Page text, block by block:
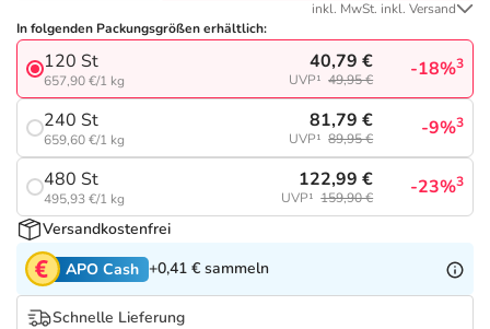
Tierapotheke
Vitamine & Mineralstoffe
Marken
Salus Deals
inkl. MwSt. inkl. Versand
In folgenden Packungsgrößen erhältlich:
120 St
657,90 €/1 kg
40,79 €
UVP¹ 49,95 € -18%3
240 St
659,60 €/1 kg
81,79 €
UVP¹ 89,95 € -9%3
480 St
495,93 €/1 kg
122,99 €
UVP¹ 159,90 € -23%3
Versandkostenfrei
APO Cash +0,41 € sammeln
Schnelle Lieferung